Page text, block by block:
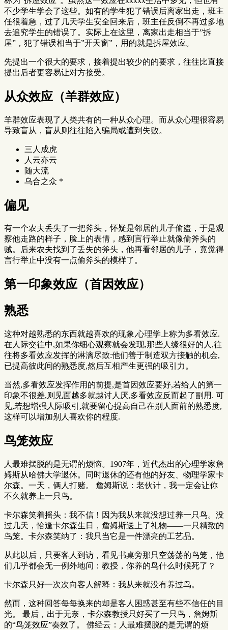
不少学生学会了这些。如有的学生犯了错误后离家出走，班主
任很着急，过了几天学生安全回来后，班主任反倒不再过多地
去追究学生的错误了。实际上在这里，离家出走相当于”拆
屋”，犯了错误相当于”开天窗”，用的就是拆屋效应。
先提出一个很大的要求，接着提出较少的的要求，往往比直接
提出后者更容易让对方接受。
从众效应（羊群效应）
羊群效应表现了人类共有的一种从众心理。而从众心理很容易
导致盲从，盲从则往往陷入骗局或遭到失败。
三人成虎
人云亦云
随大流
乌合之众 *
偏见
有一个农夫丢失了一把斧头，怀疑是邻居的儿子偷盗，于是观
察他走路的样子，脸上的表情，感到言行举止就像偷斧头的
贼。后来农夫找到了丢失的斧头，他再看邻居的儿子，竟觉得
言行举止中没有一点偷斧头的模样了。
第一印象效应（首因效应）
熟悉
这种对越熟悉的东西就越喜欢的现象,心理学上称为多看效应.
在人际交往中,如果你细心观察就会发现,那些人缘很好的人,往
往将多看效应发挥的淋漓尽致:他们善于制造双方接触的机会,
已提高彼此间的熟悉度,然后互相产生更强的吸引力。
当然,多看效应发挥作用的前提,是首因效应要好,若给人的第一
印象不很差,则见面越多就越讨人厌,多看效应反而起了副用. 可
见,若想增强人际吸引,就要留心提高自己在别人面前的熟悉度,
这样可以增加别人喜欢你的程度.
鸟笼效应
人最难摆脱的是无谓的烦恼。1907年，近代杰出的心理学家詹
姆斯从哈佛大学退休。同时退休的还有他的好友、物理学家卡
尔森。一天，俩人打赌。 詹姆斯说：老伙计，我一定会让你
不久就养上一只鸟。
卡尔森笑着摇头：我不信！因为我从来就没想过养一只鸟。没
过几天，恰逢卡尔森生日，詹姆斯送上了礼物——一只精致的
鸟笼。卡尔森笑纳了：我只当它是一件漂亮的工艺品。
从此以后，只要客人到访，看见书桌旁那只空荡荡的鸟笼，他
们几乎都会无一例外地问：教授，你养的鸟什么时候死了？
卡尔森只好一次次向客人解释：我从来就没有养过鸟。
然而，这种回答每每换来的却是客人困惑甚至有些不信任的目
光。 最后，出于无奈，卡尔森教授只好买了一只鸟，詹姆斯
的“鸟笼效应”奏效了。 佛经云：人最难摆脱的是无谓的烦